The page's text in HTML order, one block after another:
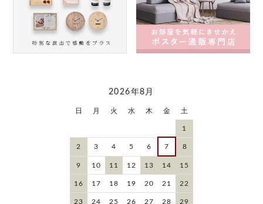
2026年8月
日 月 火 水 木 金 土
1
2 3 4 5 6 7 8
9 10 11 12 13 14 15
16 17 18 19 20 21 22
23 24 25 26 27 28 29